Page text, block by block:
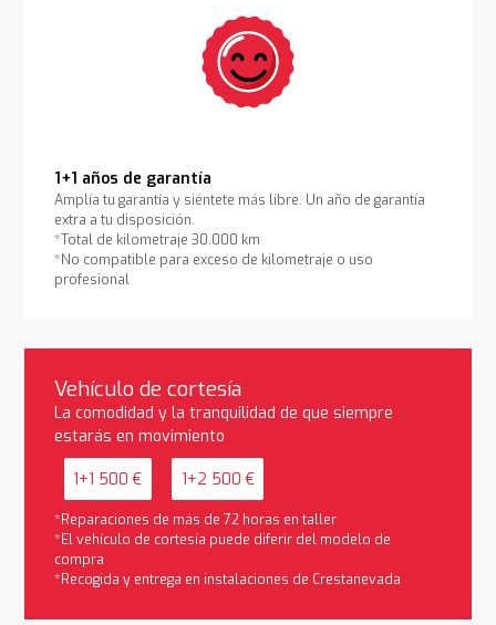
1+1 años de garantía
Amplía tu garantía y siéntete más libre. Un año de garantía
extra a tu disposición.
*Total de kilometraje 30.000 km
*No compatible para exceso de kilometraje o uso
profesional
Vehículo de cortesía
La comodidad y la tranquilidad de que siempre
estarás en movimiento
1+1 500 € 1+2 500 €
*Reparaciones de más de 72 horas en taller
*El vehículo de cortesía puede diferir del modelo de
compra
*Recogida y entrega en instalaciones de Crestanevada